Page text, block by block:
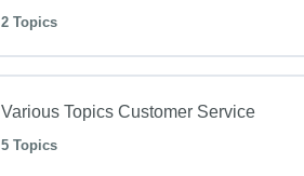
2 Topics
Various Topics Customer Service
5 Topics